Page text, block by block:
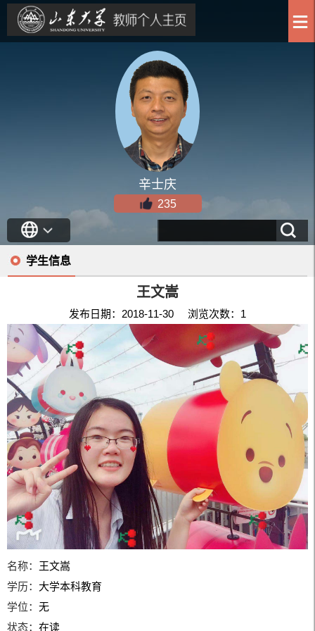
辛士庆
235
学生信息
王文嵩
发布日期：2018-11-30 浏览次数： 1
名称： 王文嵩
学历： 大学本科教育
学位：无
状态：在读